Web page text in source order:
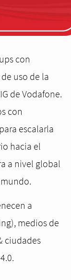
con
uso de la
de Vodafone.
con
escalarla
hacia el
a nivel global
a
medios de
ciudades